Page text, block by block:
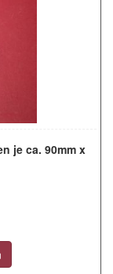
je ca. 90mm x